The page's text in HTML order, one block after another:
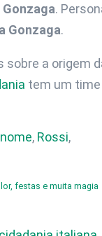
Gonzaga.
Gonzaga.
sobre a origem
tem um
, Rossi,
festas e muita magia